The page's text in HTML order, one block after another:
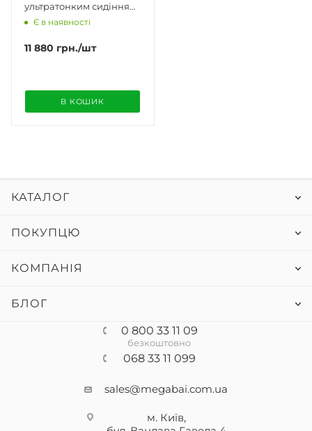
ультратонким сидінням
Soft Close
Є в наявності
11 880 грн./шт
В КОШИК
КАТАЛОГ
ПОКУПЦЮ
КОМПАНІЯ
БЛОГ
0 800 33 11 09
безкоштовно
068 33 11 099
sales@megabai.com.ua
м. Київ,